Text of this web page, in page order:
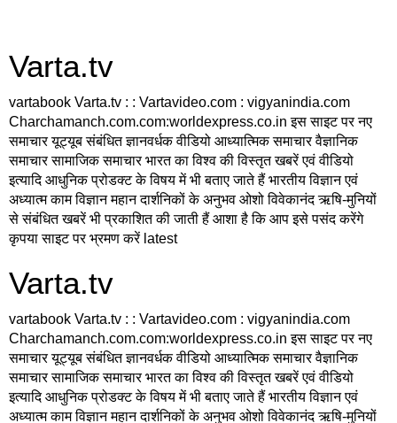
Varta.tv
vartabook Varta.tv : : Vartavideo.com : vigyanindia.com
Charchamanch.com.com:worldexpress.co.in इस साइट पर नए
समाचार यूट्यूब संबंधित ज्ञानवर्धक वीडियो आध्यात्मिक समाचार वैज्ञानिक
समाचार सामाजिक समाचार भारत का विश्व की विस्तृत खबरें एवं वीडियो
इत्यादि आधुनिक प्रोडक्ट के विषय में भी बताए जाते हैं भारतीय विज्ञान एवं
अध्यात्म काम विज्ञान महान दार्शनिकों के अनुभव ओशो विवेकानंद ऋषि-मुनियों
से संबंधित खबरें भी प्रकाशित की जाती हैं आशा है कि आप इसे पसंद करेंगे
कृपया साइट पर भ्रमण करें latest
Varta.tv
vartabook Varta.tv : : Vartavideo.com : vigyanindia.com
Charchamanch.com.com:worldexpress.co.in इस साइट पर नए
समाचार यूट्यूब संबंधित ज्ञानवर्धक वीडियो आध्यात्मिक समाचार वैज्ञानिक
समाचार सामाजिक समाचार भारत का विश्व की विस्तृत खबरें एवं वीडियो
इत्यादि आधुनिक प्रोडक्ट के विषय में भी बताए जाते हैं भारतीय विज्ञान एवं
अध्यात्म काम विज्ञान महान दार्शनिकों के अनुभव ओशो विवेकानंद ऋषि-मुनियों